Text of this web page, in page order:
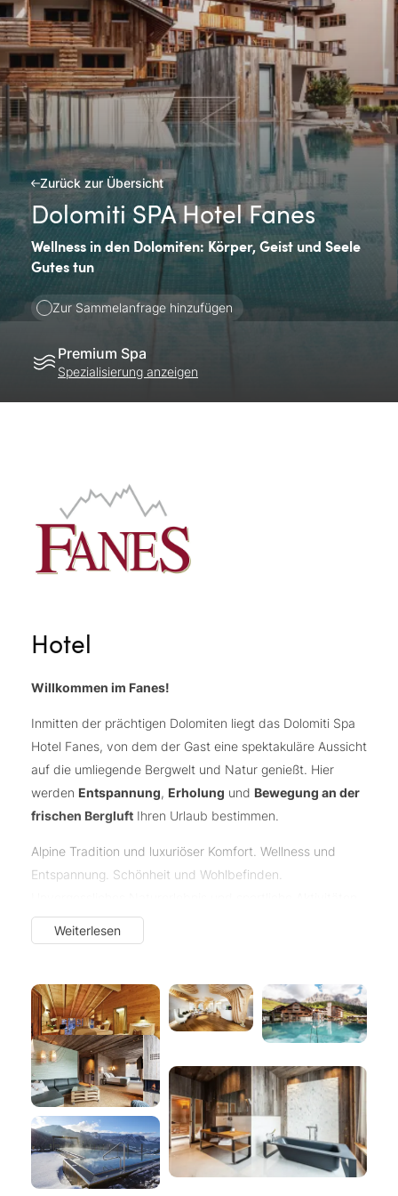
Zurück zur Übersicht
Dolomiti SPA Hotel Fanes
Wellness in den Dolomiten: Körper, Geist und Seele
Gutes tun
Zur Sammelanfrage hinzufügen
Premium Spa
Spezialisierung anzeigen
Hotel
Willkommen im Fanes!
Inmitten der prächtigen Dolomiten liegt das Dolomiti Spa
Hotel Fanes, von dem der Gast eine spektakuläre Aussicht
auf die umliegende Bergwelt und Natur genießt. Hier
werden Entspannung, Erholung und Bewegung an der
frischen Bergluft Ihren Urlaub bestimmen.
Alpine Tradition und luxuriöser Komfort. Wellness und
Entspannung. Schönheit und Wohlbefinden.
in der Felsarena der Dolomiten. All das macht Ihren Urlaub
in unserem Wellnesshotel in den
für uns an erster Stelle.
Im Hotel Fanes überzeugt nicht nur das Ambiente,
sondern auch die Küche und die Gastfreundschaft.
Sterne-Komfort
in den Zimmern und Suiten und bei allen
Dienstleistungen, ein eigener Hubschrauberlandeplatz
undkein Wunsch, der unerfüllt bleibt. Dazu
Beauty und
Wellness vom Feinsten – im Fanes Spa mit exklusiven
Caveau Beauté Behandlungen, im Sky Pool, in der neuen
und innovativen Elements Sauna und vielem mehr.
Weiterlesen